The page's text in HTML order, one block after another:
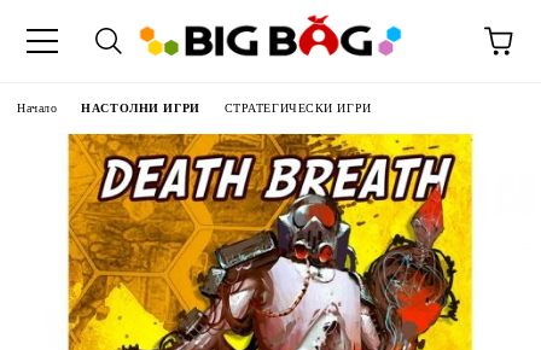
Начало НАСТОЛНИ ИГРИ СТРАТЕГИЧЕСКИ ИГРИ